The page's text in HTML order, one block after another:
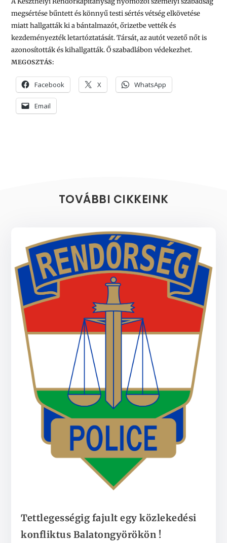
megsértése bűntett és könnyű testi sértés vétség elkövetése
miatt hallgatták ki a bántalmazót, őrizetbe vették és
kezdeményezték letartóztatását. Társát, az autót vezető nőt is
azonosították és kihallgatták. Ő szabadlábon védekezhet.
MEGOSZTÁS:
Facebook X WhatsApp
Email
TOVÁBBI CIKKEINK
Tettlegességig fajult egy közlekedési
konfliktus Balatongyörökön !